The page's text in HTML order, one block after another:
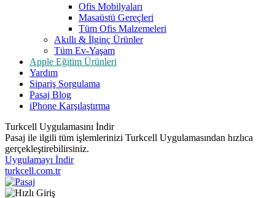
Ofis Mobilyaları
Masaüstü Gereçleri
Tüm Ofis Malzemeleri
Akıllı & İlginç Ürünler
Tüm Ev-Yaşam
Apple Eğitim Ürünleri
Yardım
Sipariş Sorgulama
Pasaj Blog
iPhone Karşılaştırma
Turkcell Uygulamasını İndir
Pasaj ile ilgili tüm işlemlerinizi Turkcell Uygulamasından hızlıca
gerçekleştirebilirsiniz.
Uygulamayı İndir
turkcell.com.tr